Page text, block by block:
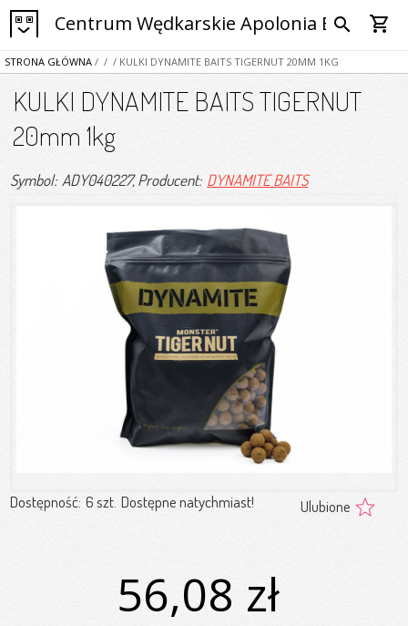
Centrum Wędkarskie Apolonia Bytom
search shopping_cart
STRONA GŁÓWNA / / / KULKI DYNAMITE BAITS TIGERNUT 20MM 1KG
KULKI DYNAMITE BAITS TIGERNUT
20mm 1kg
Symbol: ADY040227, Producent: DYNAMITE BAITS
Dostępność: 6 szt. Dostępne natychmiast! Ulubione
56,08 zł